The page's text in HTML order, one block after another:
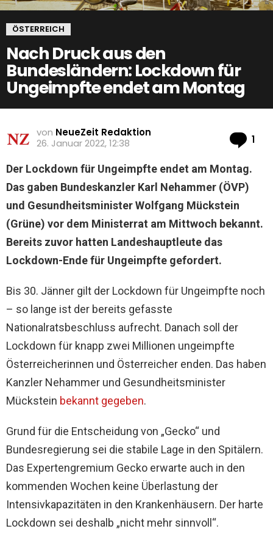
ÖSTERREICH
Nach Druck aus den
Bundesländern: Lockdown für
Ungeimpfte endet am Montag
von NeueZeit Redaktion
26. Januar 2022, 12:38
1
Der Lockdown für Ungeimpfte endet am Montag.
Das gaben Bundeskanzler Karl Nehammer (ÖVP)
und Gesundheitsminister Wolfgang Mückstein
(Grüne) vor dem Ministerrat am Mittwoch bekannt.
Bereits zuvor hatten Landeshauptleute das
Lockdown-Ende für Ungeimpfte gefordert.
Bis 30. Jänner gilt der Lockdown für Ungeimpfte noch
– so lange ist der bereits gefasste
Nationalratsbeschluss aufrecht. Danach soll der
Lockdown für knapp zwei Millionen ungeimpfte
Österreicherinnen und Österreicher enden. Das haben
Kanzler Nehammer und Gesundheitsminister
Mückstein bekannt gegeben.
Grund für die Entscheidung von „Gecko“ und
Bundesregierung sei die stabile Lage in den Spitälern.
Das Expertengremium Gecko erwarte auch in den
kommenden Wochen keine Überlastung der
Intensivkapazitäten in den Krankenhäusern. Der harte
Lockdown sei deshalb „nicht mehr sinnvoll“.